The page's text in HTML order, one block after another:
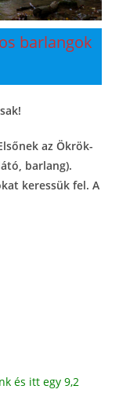
barlangok
az Ökrök-
barlang).
keressük fel. A
és itt egy 9,2